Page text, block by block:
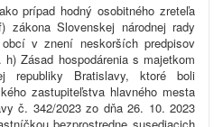
prípad hodný osobitného zreteľa
Slovenskej národnej rady
v znení neskorších predpisov
Zásad hospodárenia s majetkom
republiky Bratislavy, ktoré boli
zastupiteľstva hlavného mesta
č. 342/2023 zo dňa 26. 10. 2023